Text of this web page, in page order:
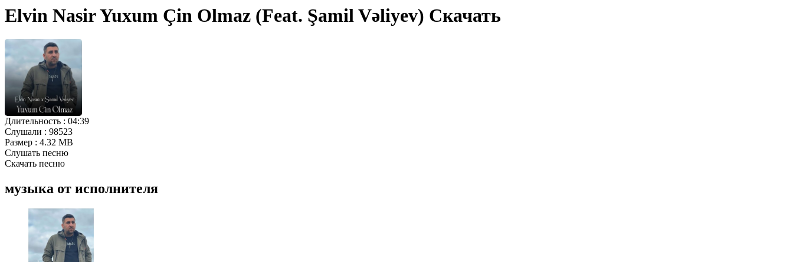
Elvin Nasir Yuxum Çin Olmaz (Feat. Şamil Vəliyev) Скачать
Длительность : 04:39
Слушали : 98523
Размер : 4.32 MB
Слушать песню
Скачать песню
музыка от исполнителя